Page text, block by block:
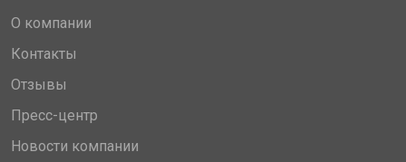
О компании
Контакты
Отзывы
Пресс-центр
Новости компании